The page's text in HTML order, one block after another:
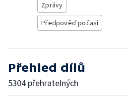
Zprávy
Předpověď počasí
Přehled dílů
5304 přehratelných